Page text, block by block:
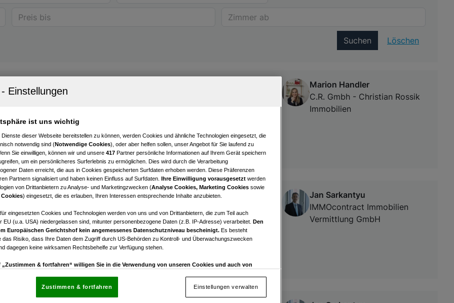
Suchen Löschen
an der Lafnitz
Einfamilienhaus in sonniger Thermenregion und Ruhelage mit
4
Zimmer
€ 1.200,00
Bruttomiete
Marion Handler
C.R. Gmbh - Christian Rossik
Immobilien
Marein im Mürztal
4
Zimmer
€ 1.476,95
Bruttomiete
Jan Sarkantyu
IMMOcontract Immobilien
Vermittlung GmbH
ist uns wichtig
Dienste dieser Webseite bereitstellen zu können, werden Cookies und ähnliche Technologien eingesetzt, die
notwendig sind (Notwendige Cookies), oder aber helfen sollen, unser Angebot für Sie laufend zu
Sie einwilligen, können wir und unsere 417 Partner persönliche Informationen auf Ihrem Gerät speichern
um ein persönlicheres Surferlebnis zu ermöglichen. Dies wird durch die Verarbeitung
Daten erreicht, die aus in Cookies gespeicherten Surfdaten erhoben werden. Diese Präferenzen
Partnern signalisiert und haben keinen Einfluss auf Surfdaten. Ihre Einwilligung vorausgesetzt werden
von Drittanbietern zu Analyse- und Marketingzwecken (Analyse Cookies, Marketing Cookies sowie
) eingesetzt, die es erlauben, Ihren Interessen entsprechende Inhalte anzubieten.
eingesetzten Cookies und Technologien werden von uns und von Drittanbietern, die zum Teil auch
EU (u.a. USA) niedergelassen sind, mitunter personenbezogene Daten (z.B. IP-Adresse) verarbeitet. Den
Europäischen Gerichtshof kein angemessenes Datenschutzniveau bescheinigt. Es besteht
das Risiko, dass Ihre Daten dem Zugriff durch US-Behörden zu Kontroll- und Überwachungszwecken
dagegen keine wirksamen Rechtsbehelfe zur Verfügung stehen.
„Zustimmen & fortfahren“ willigen Sie in die Verwendung von unseren Cookies und auch von
die sich auf jeder Seite unten im Footer befinden.
Einstellungen verwalten
Zustimmen & fortfahren